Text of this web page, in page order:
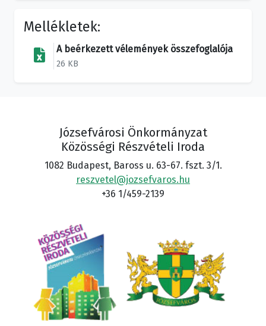
Mellékletek:
A beérkezett vélemények összefoglalója
26 KB
Józsefvárosi Önkormányzat
Közösségi Részvételi Iroda
1082 Budapest, Baross u. 63-67. fszt. 3/1.
reszvetel@jozsefvaros.hu
+36 1/459-2139